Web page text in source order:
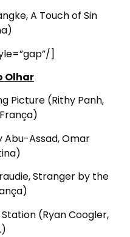
A Touch of Sin
]
Olhar
Picture (Rithy Panh,
Abu-Assad, Omar
Stranger by the
(Ryan Coogler,